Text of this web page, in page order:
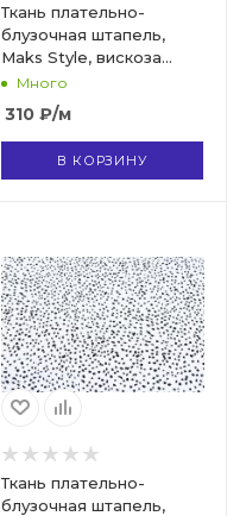
Ткань плательно-
блузочная штапель,
Maks Style, вискоза
100%, цвет ткани белый,
арт. MS- 2208 D-6 C-1
Много
310 ₽/м
В КОРЗИНУ
Ткань плательно-
блузочная штапель,